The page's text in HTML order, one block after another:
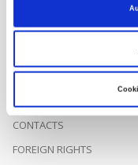
Presses de Sciences
à la transmission des
CONTACTS
FOREIGN RIGHTS